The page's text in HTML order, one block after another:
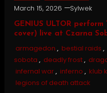
March 15, 2026 Sylwek
GENIUS ULTOR perform
cover) live at Czarna
armagedon , bestial raids ,
sobota , deadly frost,
infernal war, inferno , klub
legions of death attack